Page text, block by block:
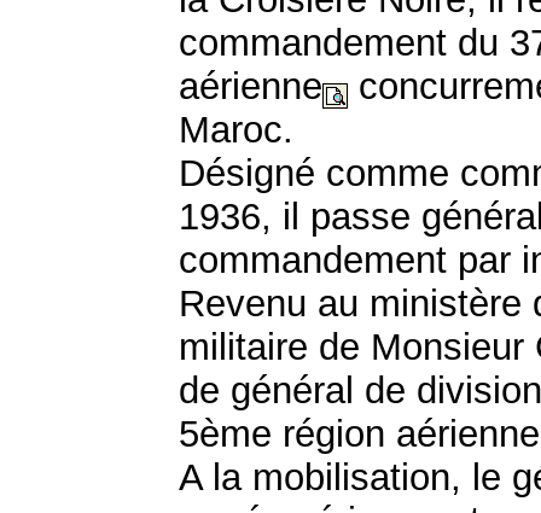
commandement du
aérienne
Maroc.
Désigné comme
1936, il passe
commandement par
Revenu au ministère
militaire de
de général de
5ème région
A la mobilisation, le